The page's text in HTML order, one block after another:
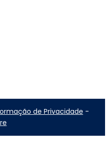
de Privacidade -